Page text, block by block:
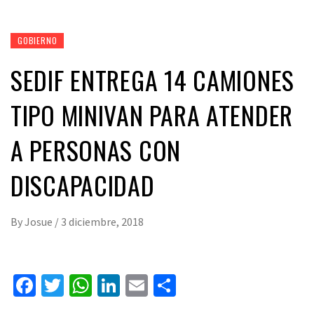
GOBIERNO
SEDIF ENTREGA 14 CAMIONES
TIPO MINIVAN PARA ATENDER
A PERSONAS CON
DISCAPACIDAD
ByJosue / 3 diciembre, 2018
Facebook
Twitter
WhatsApp
LinkedIn
Email